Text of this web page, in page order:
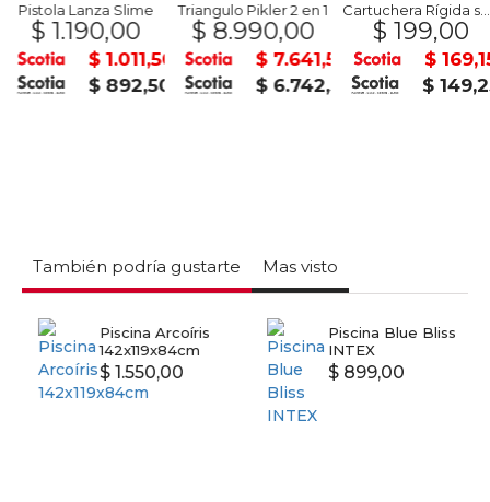
Pistola Lanza Slime
$ 1.190,00
$ 1.011,50
$ 892,50
Triangulo Pikler 2 en 1
$ 8.990,00
$ 7.641,50
$ 6.742,50
Cartuchera Rígida surtida
$ 199,00
$ 169,15
$
También podría gustarte Mas visto
Piscina Arcoíris
142x119x84cm
$ 1.550,00
Piscina Blue Bliss
INTEX
$ 899,00